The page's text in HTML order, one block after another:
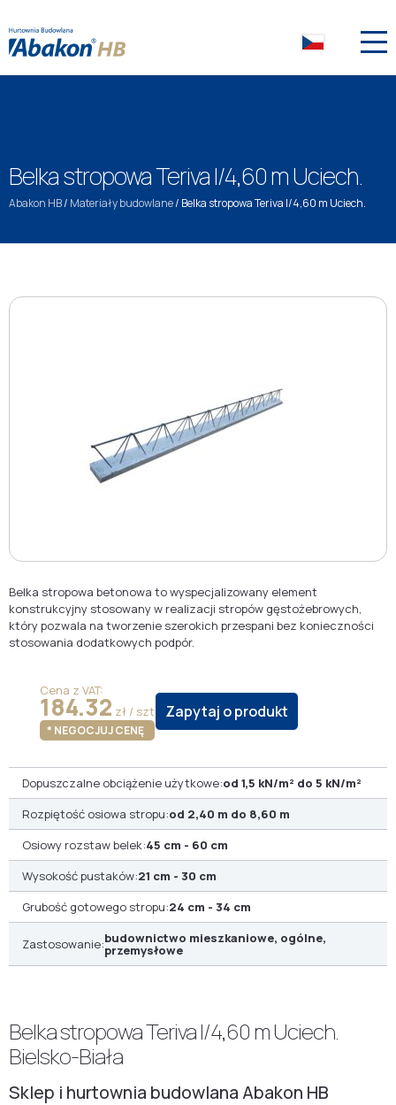
Belka stropowa Teriva I/4,60 m Uciech.
Abakon HB/ Materiały budowlane/ Belka stropowa Teriva I/4,60 m Uciech.
Belka stropowa betonowa to wyspecjalizowany element
konstrukcyjny stosowany w realizacji stropów gęstożebrowych,
który pozwala na tworzenie szerokich przespani bez konieczności
stosowania dodatkowych podpór.
Cena z VAT:
184.32 zł / szt
* NEGOCJUJ CENĘ
Zapytaj o produkt
Dopuszczalne obciążenie użytkowe:od 1,5 kN/m² do 5 kN/m²
Rozpiętość osiowa stropu:od 2,40 m do 8,60 m
Osiowy rozstaw belek:45 cm - 60 cm
Wysokość pustaków:21 cm - 30 cm
Grubość gotowego stropu:24 cm - 34 cm
Zastosowanie:budownictwo mieszkaniowe, ogólne,
przemysłowe
Belka stropowa Teriva I/4,60 m Uciech.
Bielsko-Biała
Sklep i hurtownia budowlana Abakon HB